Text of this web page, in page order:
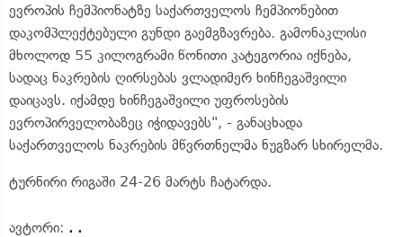
ევროპის ჩემპიონატზე საქართველოს ჩემპიონებით
დაკომპლექტებული გუნდი გაემგზავრება. გამონაკლისი
მხოლოდ 55 კილოგრამი წონითი კატეგორია იქნება,
სადაც ნაკრების ღირსებას ვლადიმერ ხინჩეგაშვილი
დაიცავს. იქამდე ხინჩეგაშვილი უფროსების
ევროპირველობაზეც იჭიდავებს", - განაცხადა
საქართველოს ნაკრების მწვრთნელმა ნუგზარ სხირელმა.
ტურნირი რიგაში 24-26 მარტს ჩატარდა.
ავტორი: . .